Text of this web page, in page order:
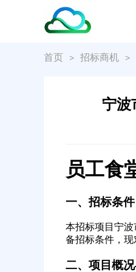
首页 > 招标商机 >
宁波
员工食
一、招标条件
本招标项目宁
备招标条件，现
二、项目概